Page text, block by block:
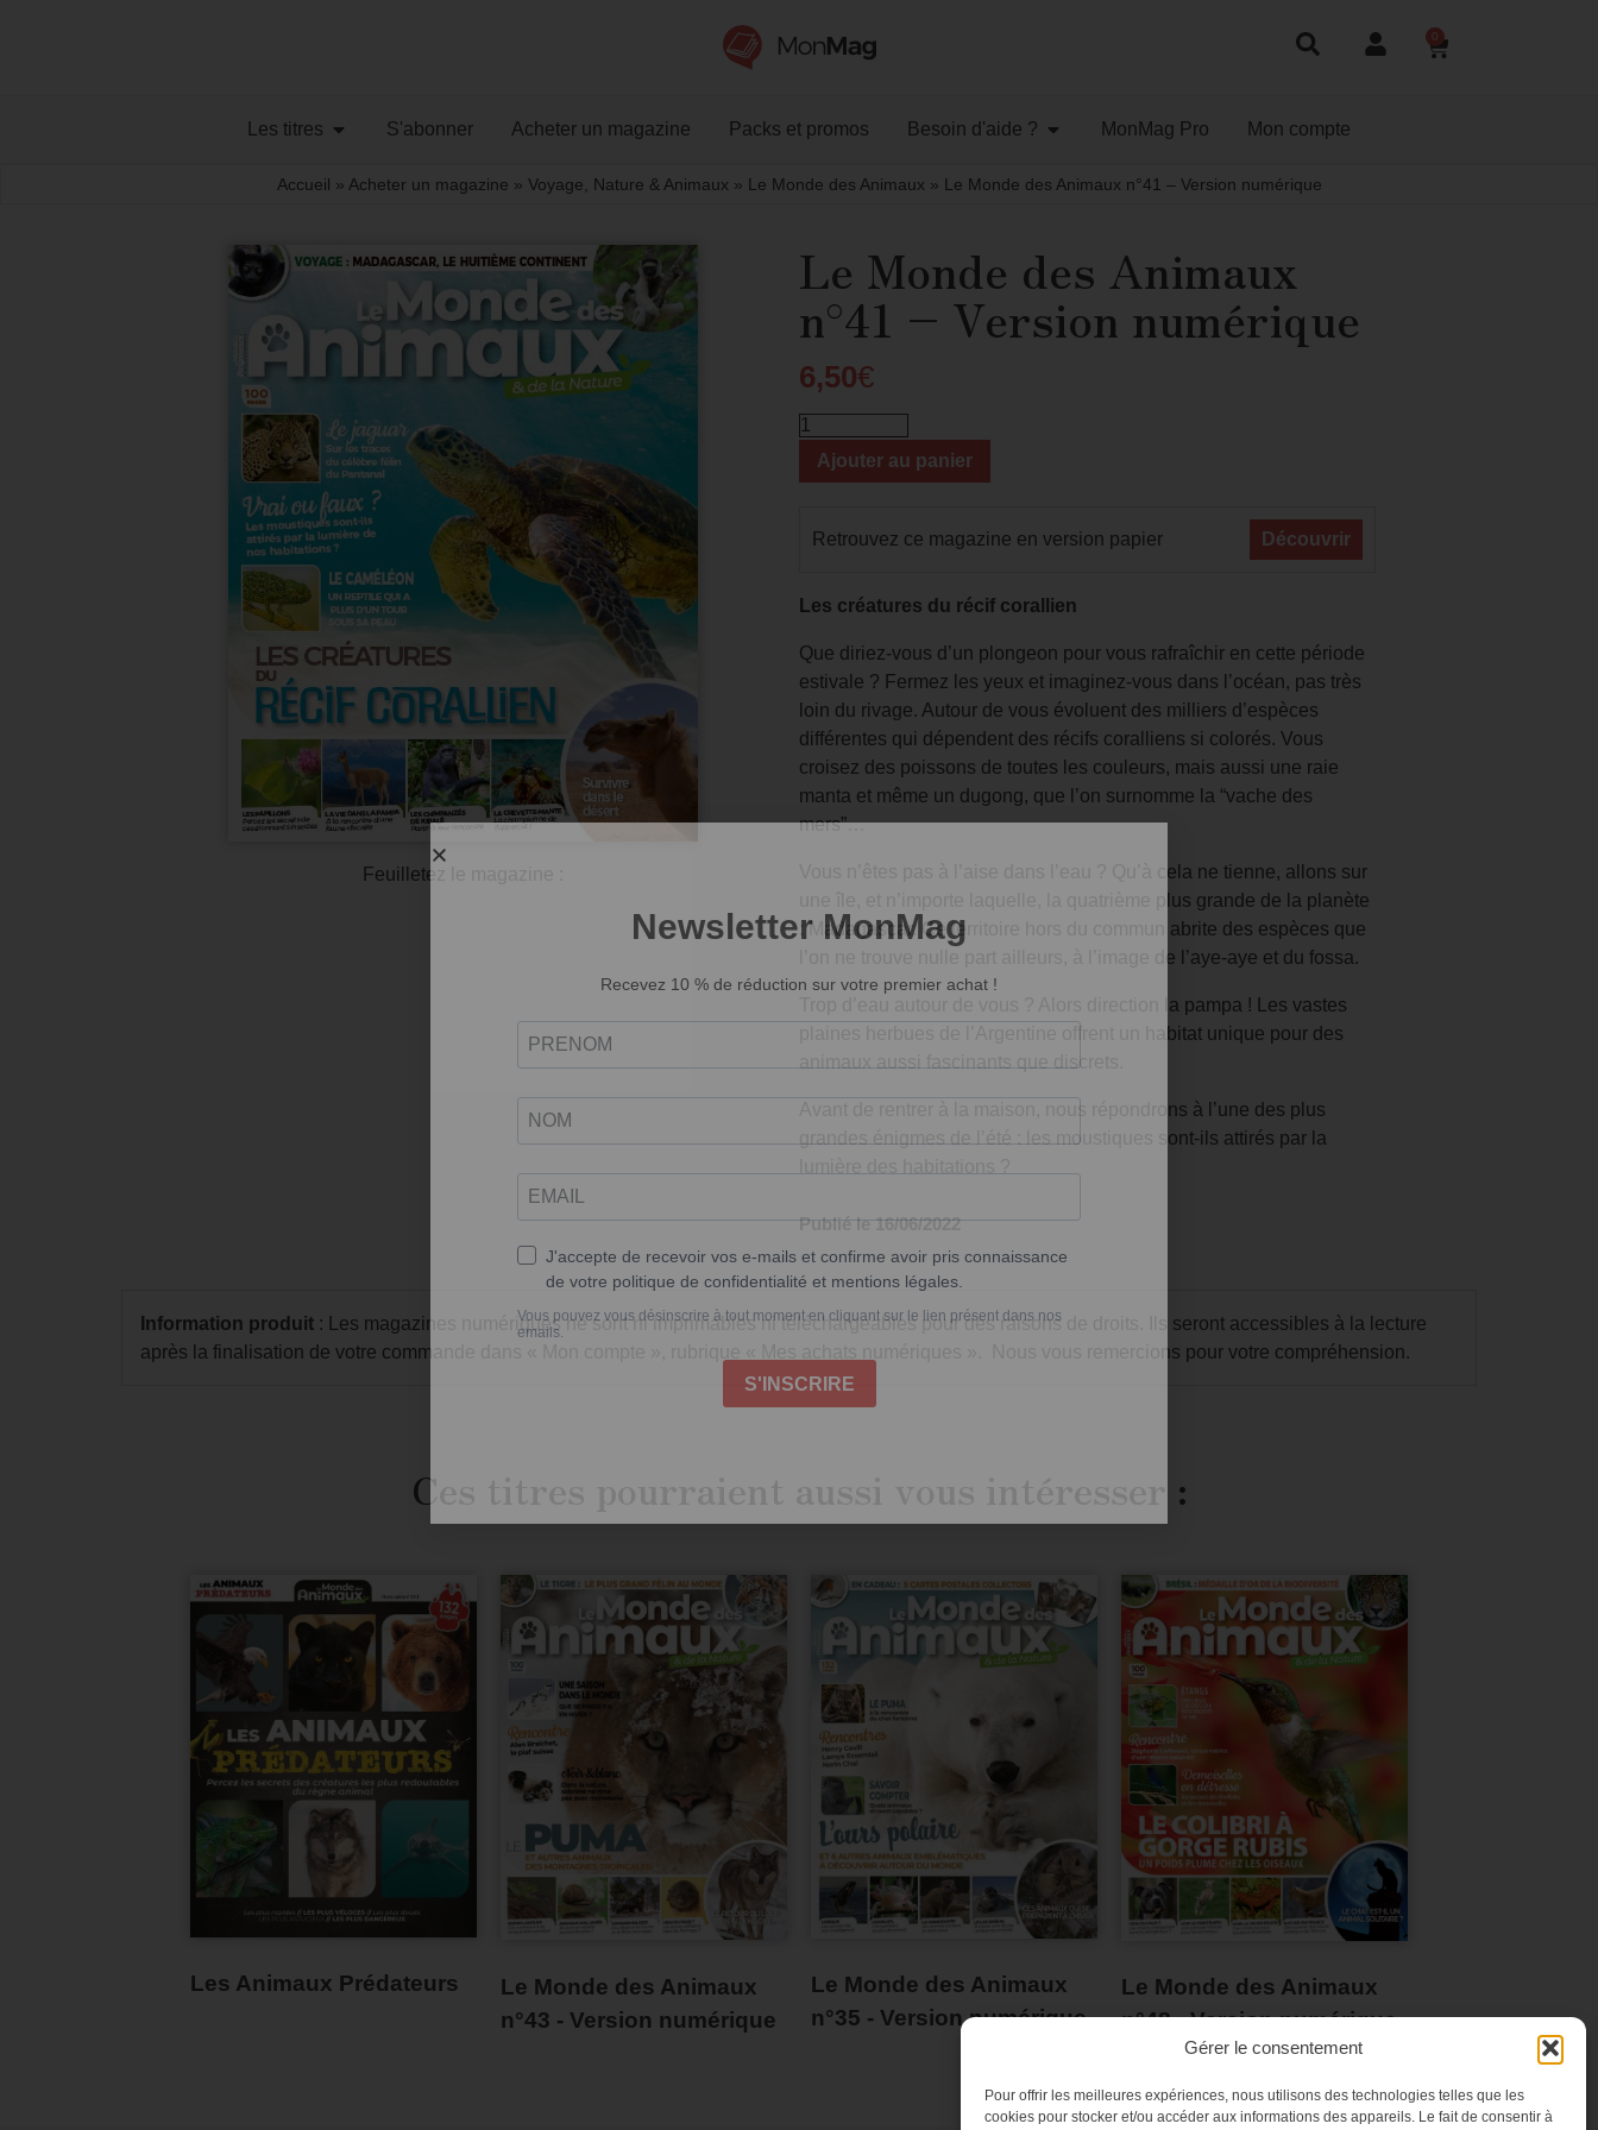
Gérer le consentement
Pour offrir les meilleures expériences, nous utilisons des technologies telles que les
cookies pour stocker et/ou accéder aux informations des appareils. Le fait de consentir à
0
Les titres S'abonner Acheter un magazine Packs et promos Besoin d'aide ? MonMag Pro Mon compte
Accueil » Acheter un magazine » Voyage, Nature & Animaux » Le Monde des Animaux » Le Monde des Animaux n°41 – Version numérique
Feuilletez le magazine :
Le Monde des Animaux
n°41 – Version numérique
6,50€
Ajouter au panier
Retrouvez ce magazine en version papier Découvrir
Les créatures du récif corallien
Que diriez-vous d’un plongeon pour vous rafraîchir en cette période
estivale ? Fermez les yeux et imaginez-vous dans l’océan, pas très
loin du rivage. Autour de vous évoluent des milliers d’espèces
différentes qui dépendent des récifs coralliens si colorés. Vous
croisez des poissons de toutes les couleurs, mais aussi une raie
manta et même un dugong, que l’on surnomme la “vache des
mers”…
Vous n’êtes pas à l’aise dans l’eau ? Qu’à cela ne tienne, allons sur
une île, et n’importe laquelle, la quatrième plus grande de la planète
: Madagascar. Ce territoire hors du commun abrite des espèces que
l’on ne trouve nulle part ailleurs, à l’image de l’aye-aye et du fossa.
Trop d’eau autour de vous ? Alors direction la pampa ! Les vastes
plaines herbues de l’Argentine offrent un habitat unique pour des
animaux aussi fascinants que discrets.
Avant de rentrer à la maison, nous répondrons à l’une des plus
grandes énigmes de l’été : les moustiques sont-ils attirés par la
Publié le 16/06/2022
Information produit : Les magazines numériques ne sont ni imprimables ni téléchargeables pour des raisons de droits. Ils seront accessibles à la lecture
après la finalisation de votre commande dans
. Nous vous remercions pour votre compréhension.
Ces titres pourraient aussi vous intéresser :
Les Animaux Prédateurs
Le Monde des Animaux
n°43 - Version numérique
Le Monde des Animaux
n°35 - Version numérique
Le Monde des Animaux
n°48 - Version numérique